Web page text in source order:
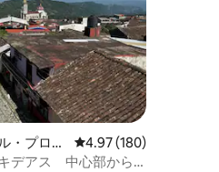
の平均評価
・プログ
軒家
レビュー180件、5つ
4.97 (180)
デアス 中心部から2